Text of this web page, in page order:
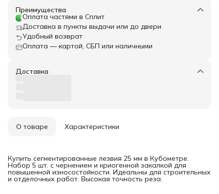
Преимущества
Оплата частями в Сплит
Доставка в пункты выдачи или до двери
Удобный возврат
Оплата — картой, СБП или наличными
Доставка
О товаре Характеристики
Купить сегментированные лезвия 25 мм в Кубометре.
Набор 5 шт. с чернением и криогенной закалкой для
повышенной износостойкости. Идеальны для строительных
и отделочных работ. Высокая точность реза.